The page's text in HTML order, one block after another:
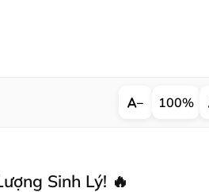
− 100%
Sinh Lý! 🔥